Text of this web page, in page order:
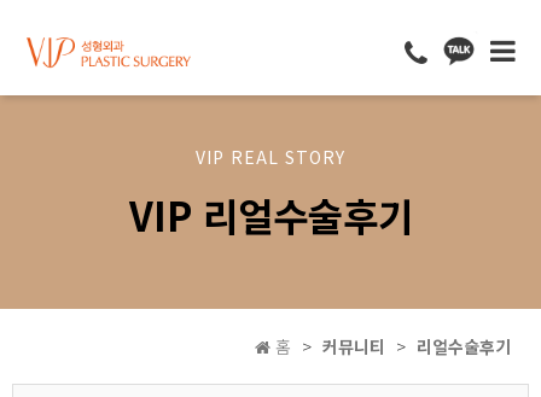
VIP REAL STORY
VIP 리얼수술후기
홈 커뮤니티 리얼수술후기